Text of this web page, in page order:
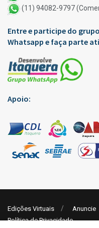
(11) 94082-9797
Entre e participe do
Whatsapp e faça parte
Apoio:
Edições Virtuais Anuncie
Política de Privacidade